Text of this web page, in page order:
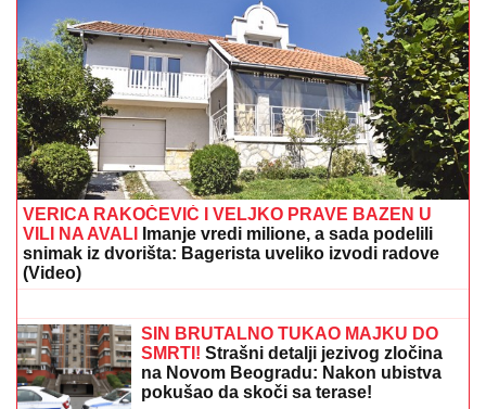
Nada Topčagić prekinula koncert, pa se obratila
OBEZBEĐENJU: "Ne mogu da skočim, slomiću
nogu!", evo šta se desilo
EVO SA KIM MILICA UŽIVA NA ADI
BOJANI NAKON SVAĐE SA TERZOM
NA PLAŽINjega zna cela Srbija: Mreže
gore od komentara, osvanula
fotografija
"DRAGANE, USKLADI AMBICIJE SA
SVOJOM KONDICIJOM I MUNICIJOM"
Jovana Jeremić prozvala bivšeg i
njegovu verenicu, a on poručuje šta
mu je JEDINO VAŽNO: "U tome je